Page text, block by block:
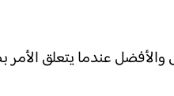
عندما يتعلق